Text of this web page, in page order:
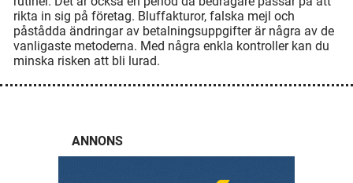
rikta in sig på företag. Bluffakturor, falska mejl och
påstådda ändringar av betalningsuppgifter är några av de
vanligaste metoderna. Med några enkla kontroller kan du
minska risken att bli lurad.
ANNONS